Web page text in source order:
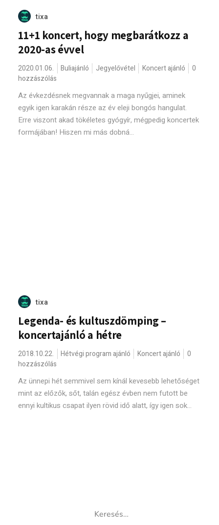
tixa
11+1 koncert, hogy megbarátkozz a
2020-as évvel
2020.01.06. Buliajánló Jegyelővétel Koncert ajánló
0
hozzászólás
Az évkezdésnek megvannak a maga nyűgjei, aminek
egyik igen karakán része az év eleji bongós hangulat.
Erre viszont akad tökéletes gyógyír, mégpedig koncertek
formájában! Hiszen mi más dobná...
tixa
Legenda- és kultuszdömping –
koncertajánló a hétre
2018.10.22. Hétvégi program ajánló Koncert ajánló
0
hozzászólás
Az ünnepi hét semmivel sem kínál kevesebb lehetőséget
mint az előzők, sőt, talán egész évben nem futott be
ennyi kultikus csapat ilyen rövid idő alatt, így igen sok...